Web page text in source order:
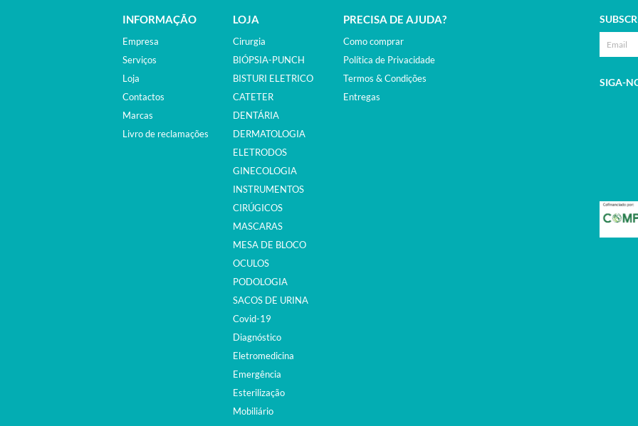
INFORMAÇÃO
Empresa
Serviços
Loja
Contactos
Marcas
Livro de reclamações
LOJA
Cirurgia
BIÓPSIA-PUNCH
BISTURI ELETRICO
CATETER
DENTÁRIA
DERMATOLOGIA
ELETRODOS
GINECOLOGIA
INSTRUMENTOS
CIRÚGICOS
MASCARAS
MESA DE BLOCO
OCULOS
PODOLOGIA
SACOS DE URINA
Covid-19
Diagnóstico
Eletromedicina
Emergência
Esterilização
Mobiliário
PRECISA DE AJUDA?
Como comprar
Política de Privacidade
Termos & Condições
Entregas
SIGA-